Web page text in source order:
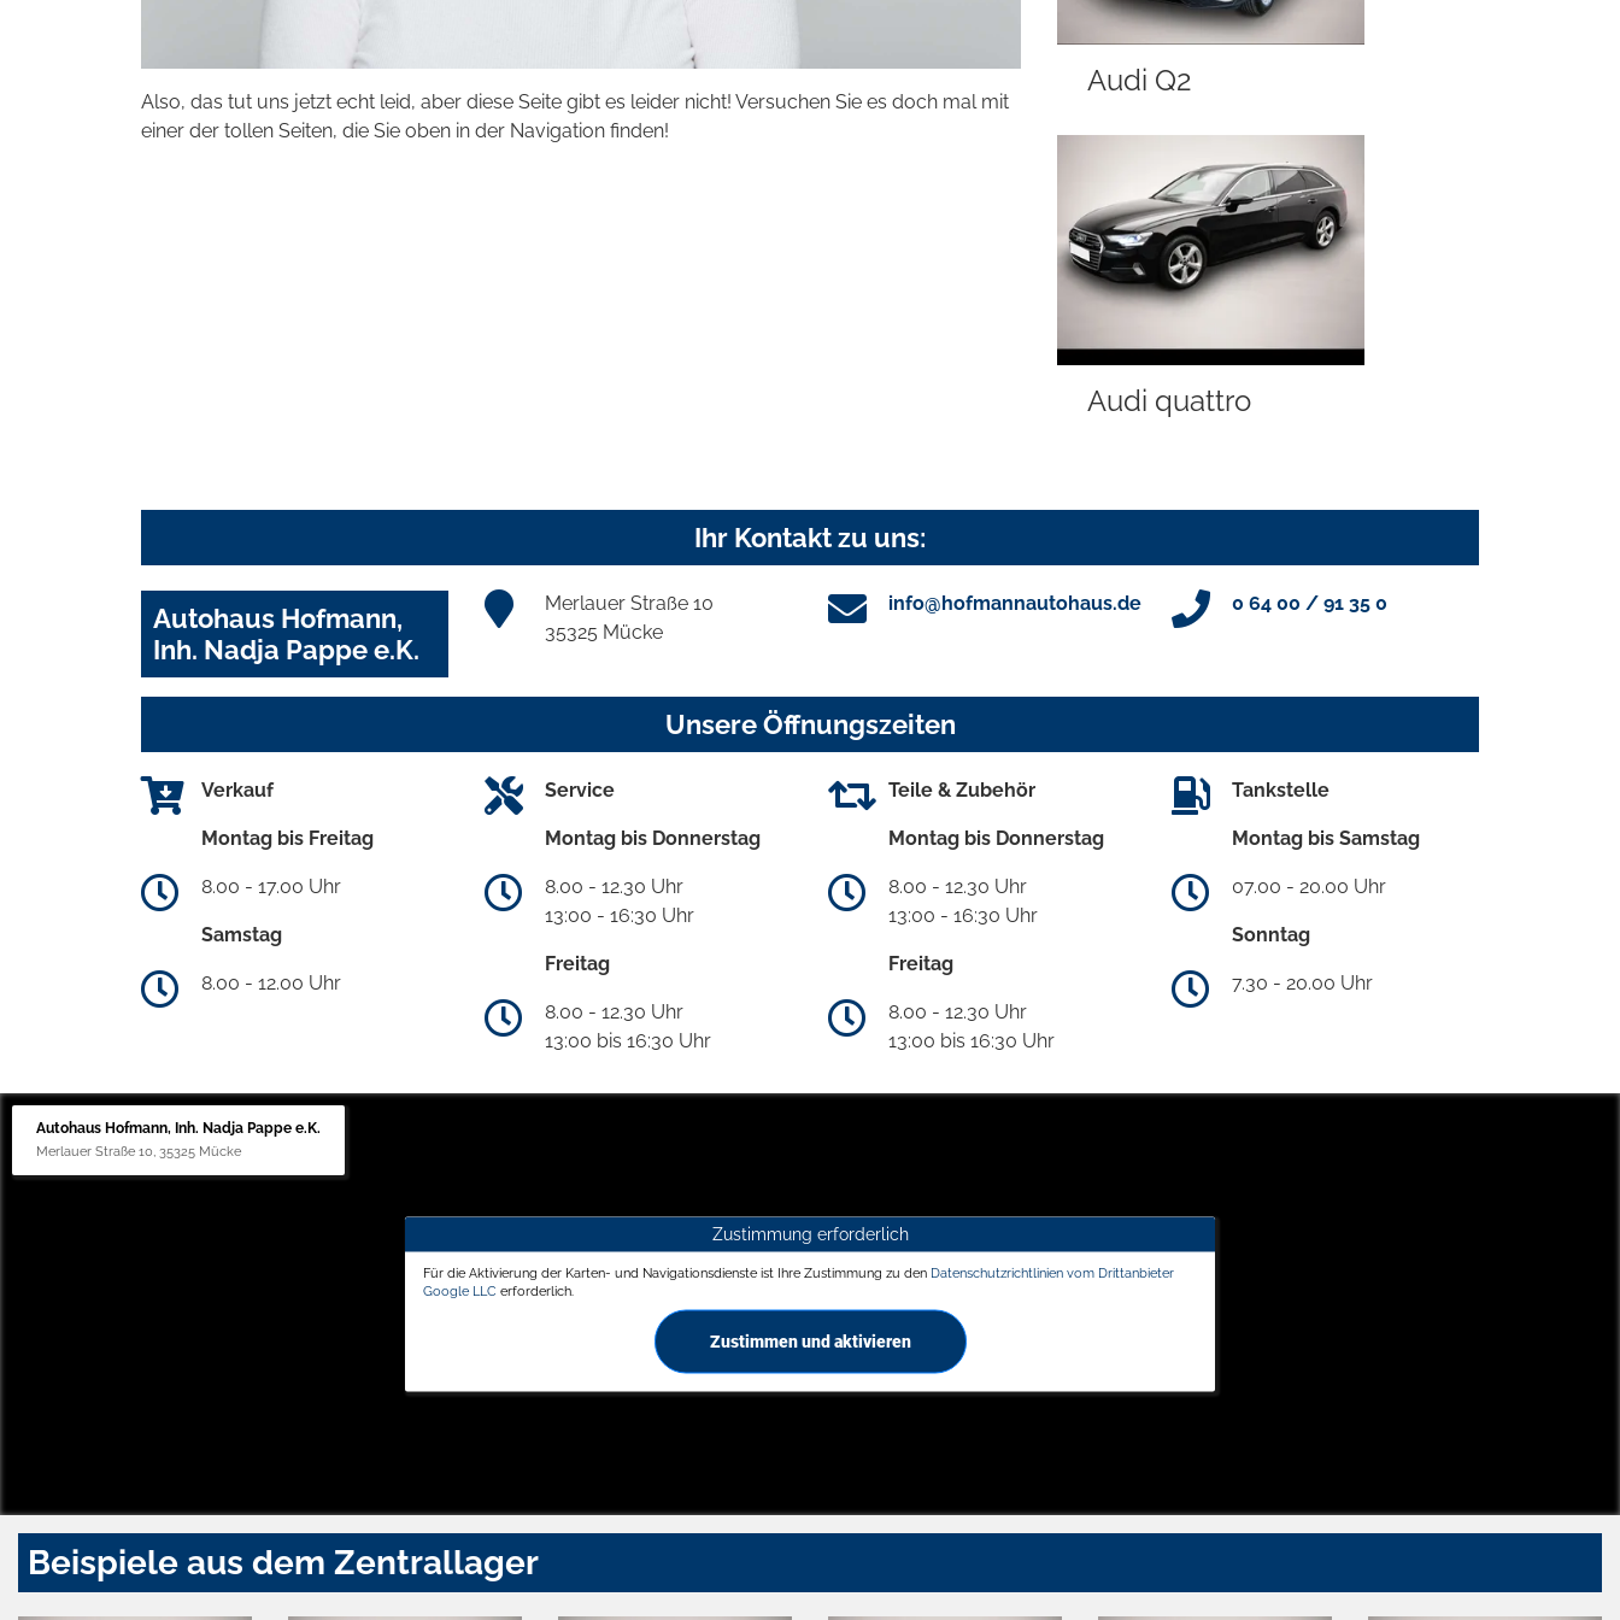
Also, das tut uns jetzt echt leid, aber diese Seite gibt es leider nicht! Versuchen Sie es doch mal mit
einer der tollen Seiten, die Sie oben in der Navigation finden!
Audi Q2
Audi quattro
Ihr Kontakt zu uns:
Autohaus Hofmann,
Inh. Nadja Pappe e.K.
Merlauer Straße 10
35325 Mücke
info@hofmannautohaus.de 0 64 00 / 91 35 0
Unsere Öffnungszeiten
Verkauf
Montag bis Freitag
8.00 - 17.00 Uhr
Samstag
8.00 - 12.00 Uhr
Service
Montag bis Donnerstag
8.00 - 12.30 Uhr
13:00 - 16:30 Uhr
Freitag
8.00 - 12.30 Uhr
13:00 bis 16:30 Uhr
Teile & Zubehör
Montag bis Donnerstag
8.00 - 12.30 Uhr
13:00 - 16:30 Uhr
Freitag
8.00 - 12.30 Uhr
13:00 bis 16:30 Uhr
Tankstelle
Montag bis Samstag
07.00 - 20.00 Uhr
Sonntag
7.30 - 20.00 Uhr
Autohaus Hofmann, Inh. Nadja Pappe e.K.
Merlauer Straße 10, 35325 Mücke
Zustimmung erforderlich
Für die Aktivierung der Karten- und Navigationsdienste ist Ihre Zustimmung zu den Datenschutzrichtlinien vom Drittanbieter
Google LLC erforderlich.
Zustimmen und aktivieren
Beispiele aus dem Zentrallager